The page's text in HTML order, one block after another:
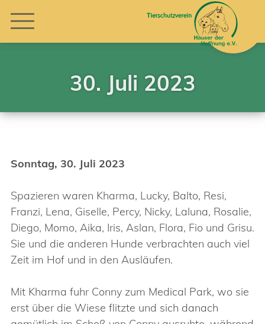
30. Juli 2023
Sonntag, 30. Juli 2023
Spazieren waren Kharma, Lucky, Balto, Resi,
Franzi, Lena, Giselle, Percy, Nicky, Laluna, Rosalie,
Diego, Momo, Aika, Iris, Aslan, Flora, Fio und Grisu.
Sie und die anderen Hunde verbrachten auch viel
Zeit im Hof und in den Ausläufen.
Mit Kharma fuhr Conny zum Medical Park, wo sie
erst über die Wiese flitzte und sich danach